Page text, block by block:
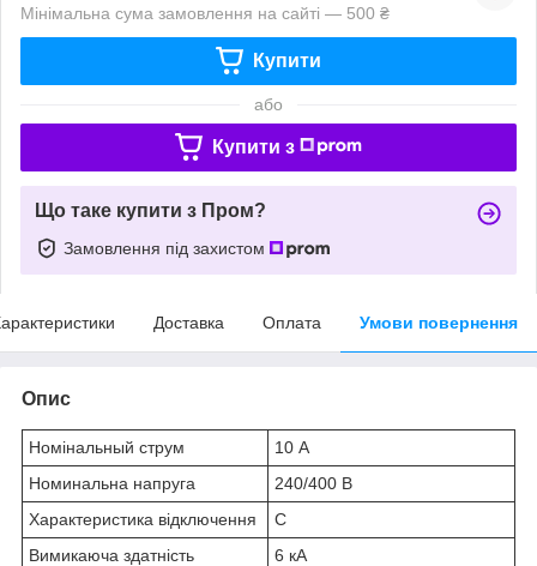
Мінімальна сума замовлення на сайті — 500 ₴
Купити
або
Купити з
Що таке купити з Пром?
Замовлення під захистом
Доставка Оплата Умови повернення
Опис
Номінальный струм
10 А
Номинальна напруга
240/400 В
Характеристика відключення
C
Вимикаюча здатність
6 кА